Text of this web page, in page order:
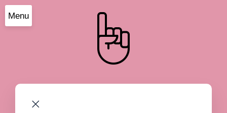
Menu